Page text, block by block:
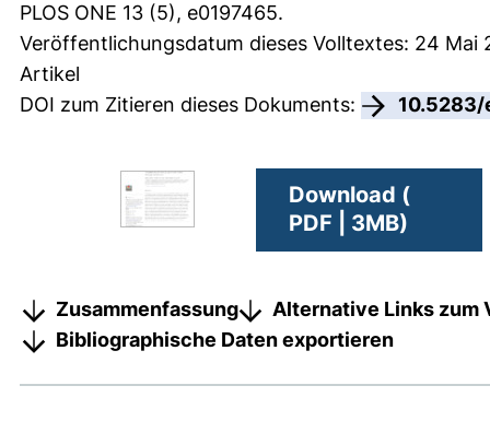
PLOS ONE 13 (5), e0197465.
Veröffentlichungsdatum dieses Volltextes: 24 Mai
Artikel
DOI zum Zitieren dieses Dokuments:
Download (
PDF | 3MB)
Zusammenfassung
Alternative Links zum
Bibliographische Daten exportieren